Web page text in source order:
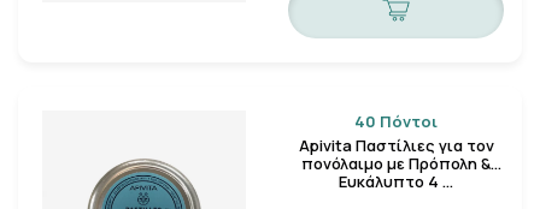
40 Πόντοι
Apivita Παστίλιες για τον
πονόλαιμο με Πρόπολη &
Ευκάλυπτο 4 …